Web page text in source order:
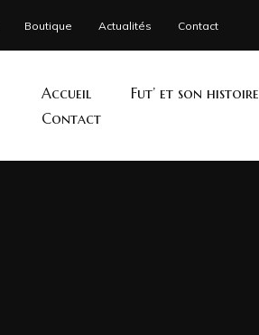
Boutique Actualités Contact
Accueil Fut’ et son histoire
Contact